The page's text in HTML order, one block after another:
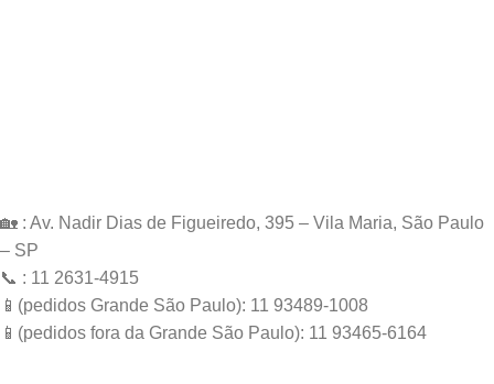
🏡 : Av. Nadir Dias de Figueiredo, 395 – Vila Maria, São Paulo
– SP
📞 : 11 2631-4915
📱(pedidos Grande São Paulo): 11 93489-1008
📱(pedidos fora da Grande São Paulo): 11 93465-6164